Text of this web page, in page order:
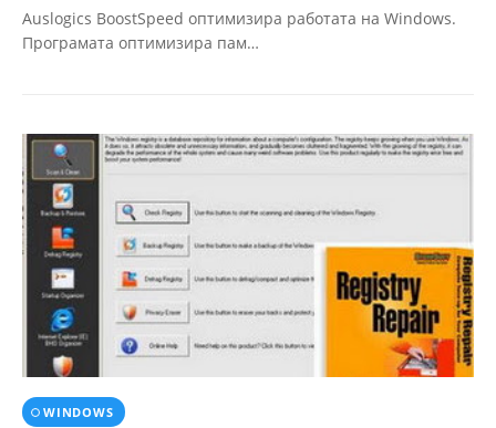
Auslogics BoostSpeed оптимизира работата на Windows.
Програмата оптимизира пам…
WINDOWS